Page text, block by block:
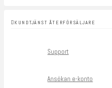
KUNDTJÄNST ÅTERFÖRSÄLJARE
Support
Ansökan e-konto